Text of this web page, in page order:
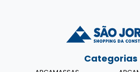
Categorias